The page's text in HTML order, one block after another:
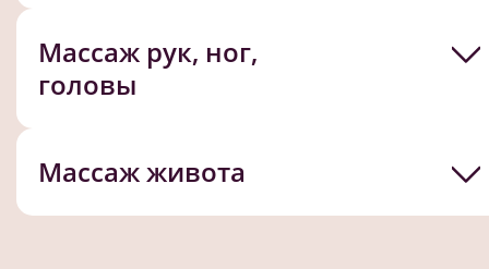
Массаж рук, ног,
головы
Массаж живота